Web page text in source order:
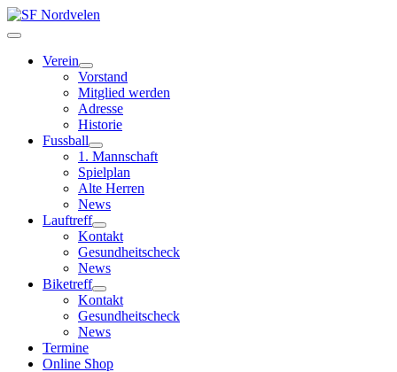
Verein
Vorstand
Mitglied werden
Adresse
Historie
Fussball
1. Mannschaft
Spielplan
Alte Herren
News
Lauftreff
Kontakt
Gesundheitscheck
News
Biketreff
Kontakt
Gesundheitscheck
News
Termine
Online Shop